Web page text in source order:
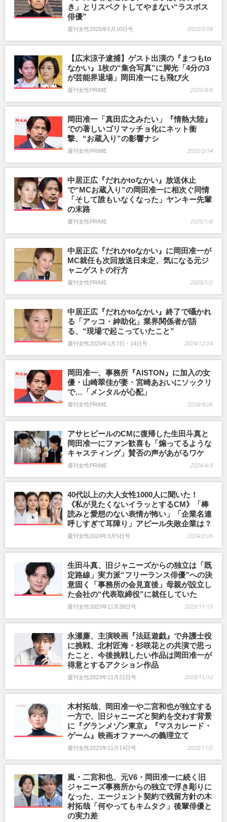
き」とリスペクトしてやまない“ラスボス
俳優”
週刊女性2025年6月10日号 2025/5/28
【広末涼子逮捕】ゲスト出演の『まつもto
なかい』1枚の“集合写真”に脚光「4分の3
が芸能界退場」岡田准一にも飛び火
週刊女性PRIME 2025/4/9
岡田准一「真田広之みたい」『情熱大陸』
での著しいゴリマッチョ化にネット衝
撃、“お蔵入り”の影響ナシ
週刊女性PRIME 2025/2/14
中居正広『だれかtoなかい』放送休止
で“MCお蔵入り”の岡田准一に相次ぐ同情
「そして誰もいなくなった」ヤンキー先輩
の末路
週刊女性PRIME 2025/1/8
中居正広『だれかtoなかい』に岡田准一が
MC就任も次回放送日未定、気になる元ジ
ャニゲストの行方
週刊女性PRIME 2025/1/2
中居正広『だれかtoなかい』終了で囁かれ
る「アッコ・紳助化」業界関係者が語
る、“現場で起こっていたこと”
週刊女性2025年1月7日・14日号 2024/12/24
岡田准一、事務所『AISTON』に加入の女
優・山崎翠佳が妻・宮崎あおいにソックリ
で…「メンタルが心配」
週刊女性PRIME 2024/9/26
アサヒビールのCMに復帰した生田斗真と
岡田准一にファン歓喜も「煽ってるような
キャスティング」賛否の声があがるワケ
週刊女性PRIME 2024/4/3
40代以上の大人女性1000人に聞いた！
《私が見たくないイラッとするCM》「棒
読みと愛想のない表情が怖い」「企業名連
呼しすぎて耳障り」アピール失敗企業は？
週刊女性2024年3月5日号 2024/2/26
生田斗真、旧ジャニーズからの独立は「既
定路線」実力派“フリーランス俳優”への決
意固く「事務所の会見直後」母親が設立し
た会社の“代表取締役”に就任していた
週刊女性2023年11月28日号 2023/11/13
永瀬廉、主演映画『法廷遊戯』で弁護士役
に挑戦、北村匠海・杉咲花との共演で思っ
たこと、今後挑戦したい作品は岡田准一が
得意とするアクション作品
週刊女性2023年11月21日号 2023/11/10
木村拓哉、岡田准一や二宮和也が独立する
一方で、旧ジャニーズと契約を交わす背景
に『グランメゾン東京』『マスカレード・
ゲーム』映画オファーへの義理立て
週刊女性2023年11月14日号 2023/11/2
嵐・二宮和也、元V6・岡田准一に続く旧
ジャニーズ事務所からの独立で浮き彫りに
なった、エージェント契約で残留方針の木
村拓哉「何やってもキムタク」後輩俳優と
の実力差